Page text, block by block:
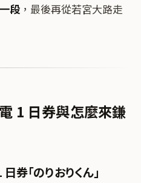
段 ，最後再從若宮大路走
電 1 日券與怎麼來鎌
券「のりおりくん」